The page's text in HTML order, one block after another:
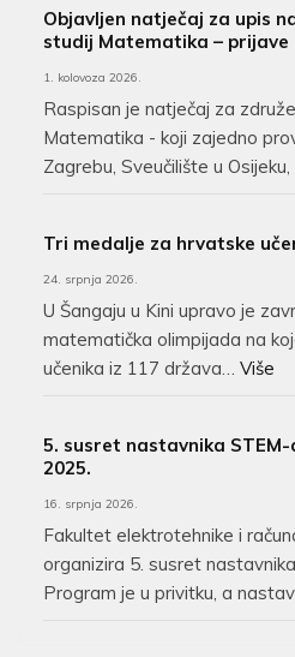
Objavljen natječaj za upis
studij Matematika – prijave
1. kolovoza 2026.
Raspisan je natječaj za
Matematika - koji zajedno
Zagrebu, Sveučilište u
Tri medalje za hrvatske
24. srpnja 2026.
U Šangaju u Kini upravo je
matematička olimpijada na
učenika iz 117 država… Više
5. susret nastavnika STEM-
2025.
16. srpnja 2026.
Fakultet elektrotehnike i
organizira 5. susret
Program je u privitku, a